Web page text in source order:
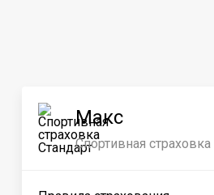
Макс
Спортивная страховка